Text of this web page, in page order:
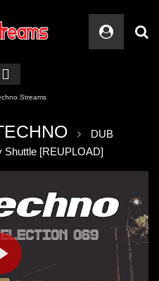
Streams
DUB
Shuttle [REUPLOAD]
PLAY